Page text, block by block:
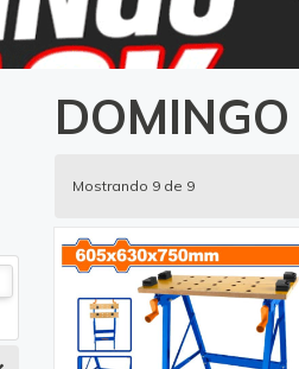
Mostrando 9 de 9